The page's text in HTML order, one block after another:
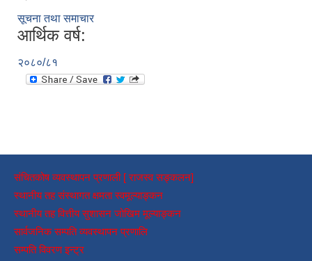
सूचना तथा समाचार
आर्थिक वर्ष:
२०८०/८१
संचितकोष व्यवस्थापन प्रणाली [ राजस्व सङ्कलन]
स्थानीय तह संस्थागत क्षमता स्वमूल्याङ्कन
स्थानीय तह वित्तीय सुशासन जोखिम मूल्याङ्कन
सार्वजनिक सम्पति व्यवस्थापन प्रणालि
सम्पति विवरण इन्ट्र